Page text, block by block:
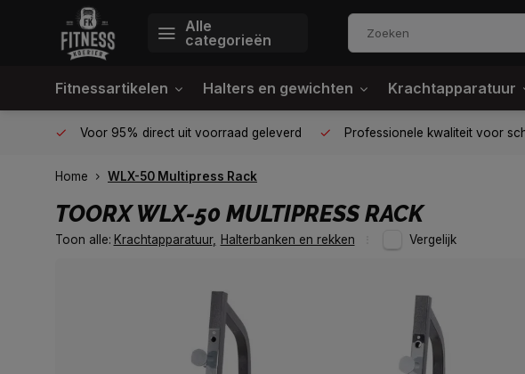
Alle
categorieën
Fitnessartikelen Halters en gewichten Krachtapparatuur
Voor 95% direct uit voorraad geleverd Professionele kwaliteit voor
Home WLX-50 Multipress Rack
TOORX WLX-50 MULTIPRESS RACK
Toon alle: Krachtapparatuur, Halterbanken en rekken Vergelijk